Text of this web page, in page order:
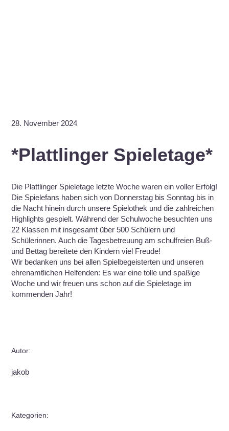
28. November 2024
*Plattlinger Spieletage*
Die Plattlinger Spieletage letzte Woche waren ein voller Erfolg!
Die Spielefans haben sich von Donnerstag bis Sonntag bis in
die Nacht hinein durch unsere Spielothek und die zahlreichen
Highlights gespielt. Während der Schulwoche besuchten uns
22 Klassen mit insgesamt über 500 Schülern und
Schülerinnen. Auch die Tagesbetreuung am schulfreien Buß-
und Bettag bereitete den Kindern viel Freude!
Wir bedanken uns bei allen Spielbegeisterten und unseren
ehrenamtlichen Helfenden: Es war eine tolle und spaßige
Woche und wir freuen uns schon auf die Spieletage im
kommenden Jahr!
Autor:
jakob
Kategorien: